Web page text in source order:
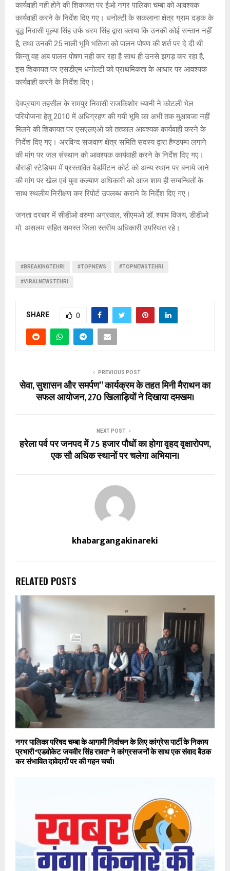
कार्यवाही नही होने की शिकायत पर ईओ नगर पालिका चम्बा को आवश्यक
कार्यवाही करने के निर्देश दिए गए। धनोल्टी के सकलाना क्षेत्र ग्राम दड़क के
बृद्ध निवासी मूल्या सिंह उर्फ धरम सिंह द्वारा बताया कि उनकी कोई सन्तान नहीं
है, तथा उनकी 25 नाली भूमि भतिजा को पालन पोषण की शर्त पर दे दी थी
किन्तु वह अब पालन पोषण नही कर रहा है साथ ही उनसे झगड़ कर रहा है,
इस शिकायत पर एसडीएम धनोल्टी को प्राथमिकता के आधार पर आवश्यक
कार्यवाही करने के निर्देश दिए।
देवप्रयाग तहसील के रामपुर निवासी राजकिशोर ध्यानी ने कोटली भेल
परियोजना हेतु 2010 में अधिग्रहण की गयी भूमि का अभी तक मुआवजा नहीं
मिलने की शिकायत पर एसएलएओ को तत्काल आवश्यक कार्यवाही करने के
निर्देश दिए गए। अरविन्द सजवाण क्षेत्र समिति सदस्य द्वारा हैण्डपम्प लगाने
की मांग पर जल संस्थान को आवश्यक कार्यवाही करने के निर्देश दिए गए।
बौराड़ी स्टेडियम में प्रस्तावित बैडमिंटन कोर्ट को अन्य स्थान पर बनाये जाने
की मांग पर खेल एवं युवा कल्याण अधिकारी को आज शाम ही सम्बन्धितों के
साथ स्थलीय निरीक्षण कर रिपोर्ट उपलब्ध कराने के निर्देश दिए गए।
जनता दरबार में सीडीओ वरुणा अग्रवाल, सीएमओ डॉ. श्याम विजय, डीडीओ
मो. असलम सहित समस्त जिला स्तरीय अधिकारी उपस्थित रहे।
#BREAKINGTEHRI #TOPNEWS #TOPNEWSTEHRI
#VIRALNEWSTEHRI
SHARE 0
PREVIOUS POST
सेवा, सुशासन और समर्पण” कार्यक्रम के तहत मिनी मैराथन का
सफल आयोजन, 270 खिलाड़ियों ने दिखाया दमखम।
NEXT POST
हरेला पर्व पर जनपद में 75 हजार पौधों का होगा वृहद वृक्षारोपण,
एक सौ अधिक स्थानों पर चलेगा अभियान।
khabargangakinareki
RELATED POSTS
नगर पालिका परिषद चम्बा के आगामी निर्वाचन के लिए कांग्रेस पार्टी के निकाय
प्रभारी *एडवोकेट जयवीर सिंह रावत* ने कांग्रसजनों के साथ एक संवाद बैठक
कर संभावित दावेदारों पर की गहन चर्चा।